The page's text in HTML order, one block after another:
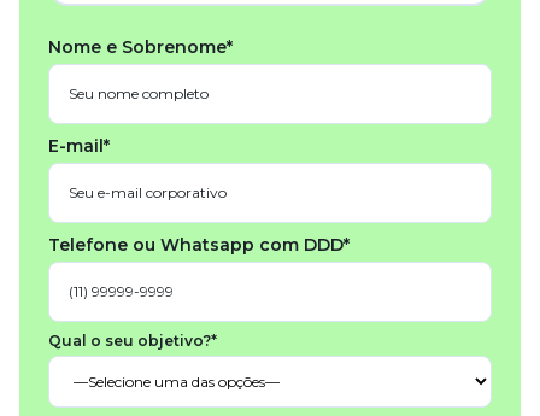
Nome e Sobrenome*
E-mail*
Telefone ou Whatsapp com DDD*
Qual o seu objetivo?*